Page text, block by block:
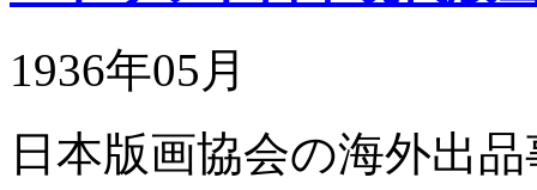
1936年05月
日本版画協会の海外出